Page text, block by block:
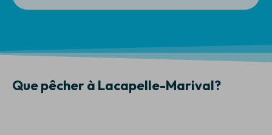
Que pêcher à Lacapelle-Marival?